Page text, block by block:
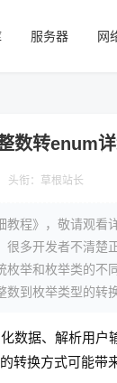
服务器 网
数转enum
头衔：草根站长
程》，敬请观看
多开发者不清楚
举和枚举类的不
到枚举类型的转
数据、解析用
转换方式可能带